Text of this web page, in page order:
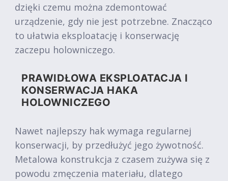
dzięki czemu można zdemontować
urządzenie, gdy nie jest potrzebne. Znacząco
to ułatwia eksploatację i konserwację
zaczepu holowniczego.
PRAWIDŁOWA EKSPLOATACJA I
KONSERWACJA HAKA
HOLOWNICZEGO
Nawet najlepszy hak wymaga regularnej
konserwacji, by przedłużyć jego żywotność.
Metalowa konstrukcja z czasem zużywa się z
powodu zmęczenia materiału, dlatego